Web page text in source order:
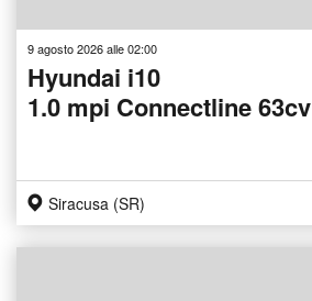
9 agosto 2026 alle 02:00
Hyundai i10
1.0 mpi Connectline 63cv
Siracusa (SR)